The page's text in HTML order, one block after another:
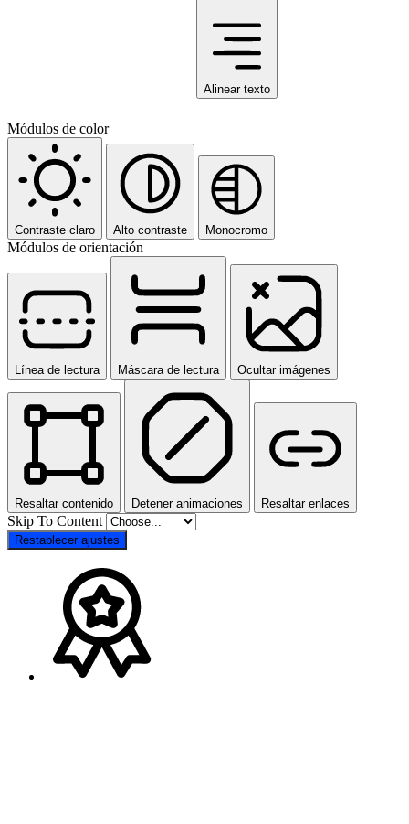
Alinear texto
Módulos de color
Contraste claro Alto contraste Monocromo
Módulos de orientación
Línea de lectura Máscara de lectura Ocultar imágenes
Resaltar contenido Detener animaciones Resaltar enlaces
Skip To Content
Restablecer ajustes